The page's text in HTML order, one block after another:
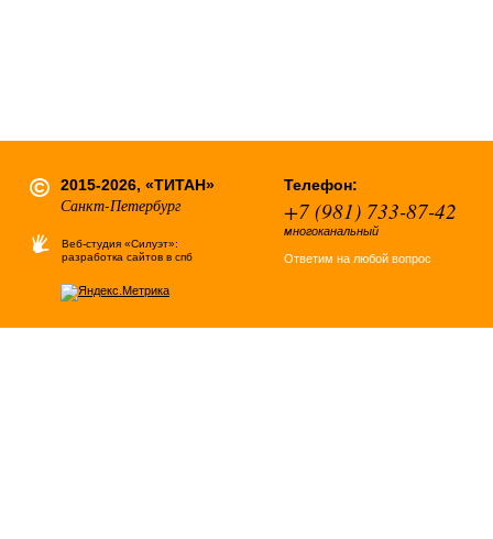
2015-2026, «ТИТАН»
Санкт-Петербург
Веб-студия «Силуэт»:
разработка сайтов в спб
Телефон:
+7 (981) 733-87-42
многоканальный
Ответим на любой вопрос